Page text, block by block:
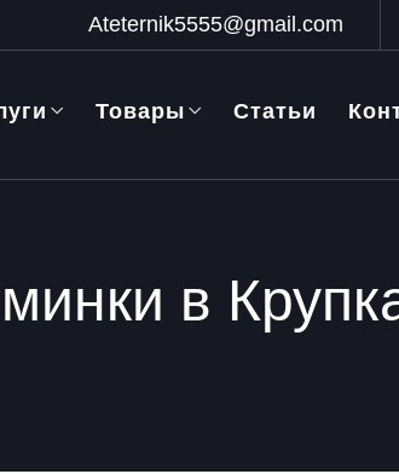
Ateternik5555@gmail.com
Товары Статьи
в